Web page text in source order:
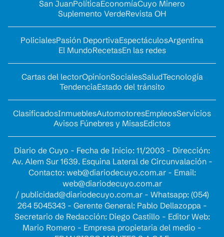
San JuanPolíticaEconomíaCuyo Minero
Suplemento VerdeRevista OH
PolicialesPasión DeportivaEspectáculosArgentina
El MundoRecetasEn las redes
Cartas del lectorOpinionSocialesSaludTecnología
TendenciaEstado del tránsito
ClasificadosInmueblesAutomotoresEmpleosServicios
Avisos Fúnebres y MisasEdictos
Diario de Cuyo - Fecha de Inicio: 11/2003 - Dirección:
Av. Alem Sur 1639. Esquina Lateral de Circunvalación -
Contacto: web@diariodecuyo.com.ar- Email:
web@diariodecuyo.com.ar
/ publicidad@diariodecuyo.com.ar- Whatsapp: (054)
264 5045343 - Gerente General: Pablo Dellazoppa -
Secretario de Redacción: Diego Castillo - Editor Web:
Mario Romero - Empresa propietaria del medio -